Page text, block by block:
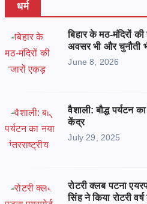
धर्म
बिहार के मठ-मंदिरों
अवसर भी और चुनौती
June 8, 2026
वैशाली: बौद्ध पर्यटन
केंद्र
July 29, 2025
रोटरी क्लब पटना
सिंह ने किया रोटरी